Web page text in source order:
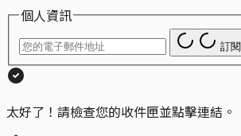
個人資訊
訂閱
太好了！請檢查您的收件匣並點擊連結。